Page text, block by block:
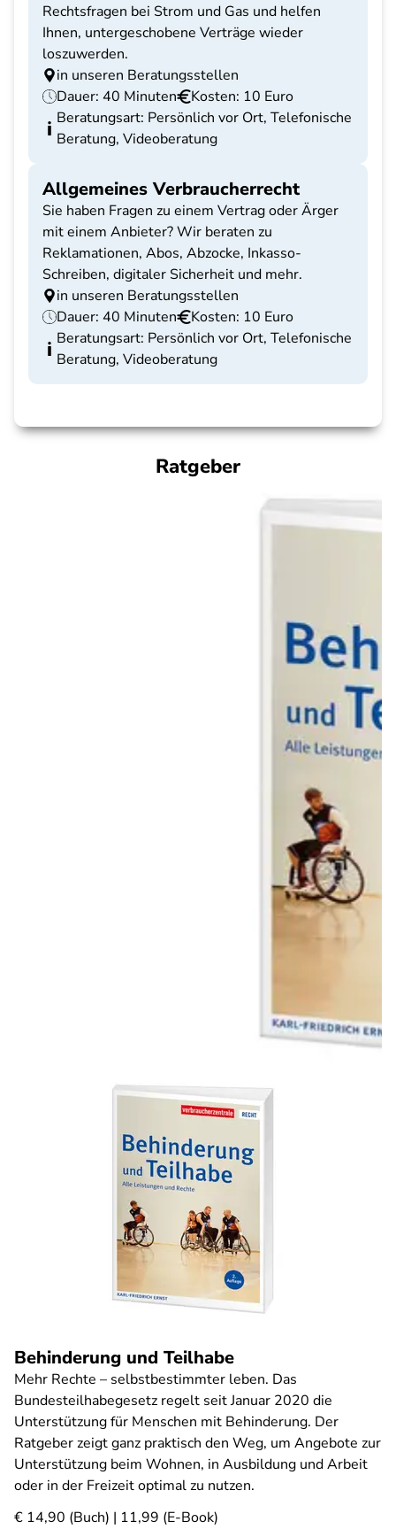
Rechtsfragen bei Strom und Gas und helfen
Ihnen, untergeschobene Verträge wieder
loszuwerden.
in unseren Beratungsstellen
Dauer: 40 Minuten
Kosten: 10 Euro
Beratungsart: Persönlich vor Ort, Telefonische
Beratung, Videoberatung
Allgemeines Verbraucherrecht
Sie haben Fragen zu einem Vertrag oder Ärger
mit einem Anbieter? Wir beraten zu
Reklamationen, Abos, Abzocke, Inkasso-
Schreiben, digitaler Sicherheit und mehr.
in unseren Beratungsstellen
Dauer: 40 Minuten
Kosten: 10 Euro
Beratungsart: Persönlich vor Ort, Telefonische
Beratung, Videoberatung
Ratgeber
Behinderung und Teilhabe
Mehr Rechte – selbstbestimmter leben. Das
Bundesteilhabegesetz regelt seit Januar 2020 die
Unterstützung für Menschen mit Behinderung. Der
Ratgeber zeigt ganz praktisch den Weg, um Angebote zur
Unterstützung beim Wohnen, in Ausbildung und Arbeit
oder in der Freizeit optimal zu nutzen.
€ 14,90 (Buch) | 11,99 (E-Book)